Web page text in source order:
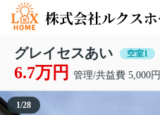
グレイセスあい 空室1
6.7万円 管理/共益費 5,000円
1/28